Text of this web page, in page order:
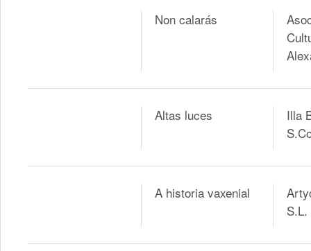
Non calarás
Altas luces
Illa
A historia vaxenial
S.L.